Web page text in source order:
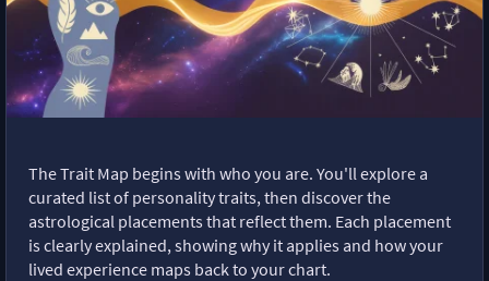
The Trait Map begins with who you are. You'll explore a
curated list of personality traits, then discover the
astrological placements that reflect them. Each placement
is clearly explained, showing why it applies and how your
lived experience maps back to your chart.